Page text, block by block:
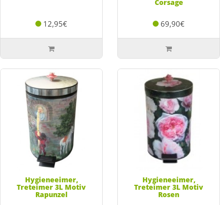
12,95€
Corsage
69,90€
Hygieneeimer,
Treteimer 3L Motiv
Rapunzel
Hygieneeimer,
Treteimer 3L Motiv
Rosen